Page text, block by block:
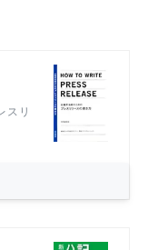
スリ